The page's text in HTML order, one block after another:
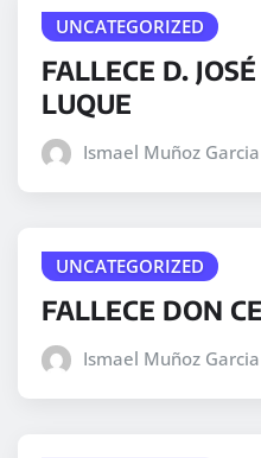
UNCATEGORIZED
FALLECE D.
LUQUE
Ismael Muñoz Garcia
UNCATEGORIZED
FALLECE DON
Ismael Muñoz Garcia